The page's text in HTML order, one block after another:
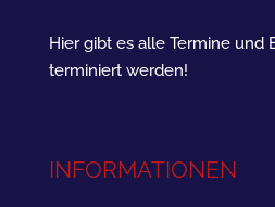
Hier gibt es alle Termine und
terminiert werden!
INFORMATIONEN